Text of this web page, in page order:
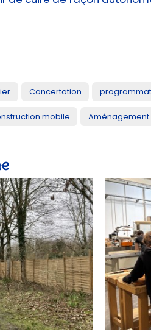
Concertation
mobile Aménagement